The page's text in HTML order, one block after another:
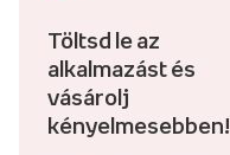
Töltsd le az
alkalmazást és
vásárolj
kényelmesebben!